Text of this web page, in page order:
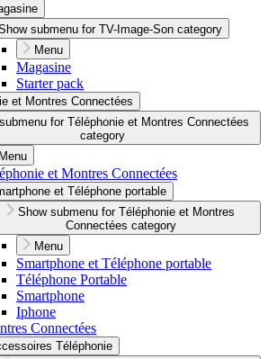
submenu for TV-Image-Son category
Menu
Magasine
Starter pack
et Montres Connectées
for Téléphonie et Montres Connectées
category
Menu
et Montres Connectées
et Téléphone portable
Show submenu for Téléphonie et Montres
Connectées category
Menu
Smartphone et Téléphone portable
Téléphone Portable
Smartphone
Iphone
Connectées
Téléphonie